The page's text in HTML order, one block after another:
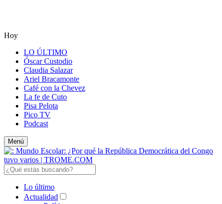
Hoy
LO ÚLTIMO
Óscar Custodio
Claudia Salazar
Ariel Bracamonte
Café con la Chevez
La fe de Cuto
Pisa Pelota
Pico TV
Podcast
Menú
Lo último
Actualidad